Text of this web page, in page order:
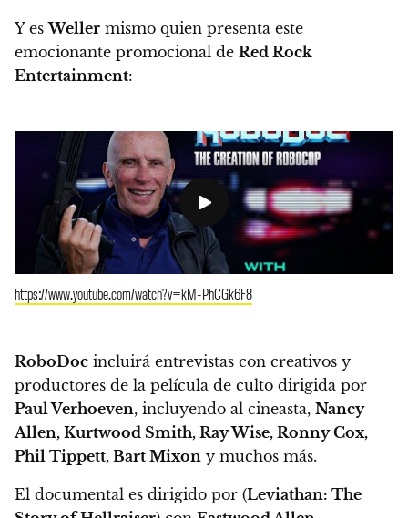
Y esWeller mismo quien presenta este
emocionante promocional de Red Rock
Entertainment:
https://www.youtube.com/watch?v=kM-PhCGk6F8
RoboDoc incluirá entrevistas con creativos y
productores de la película de culto dirigida por
Paul Verhoeven, incluyendo al cineasta, Nancy
Allen, Kurtwood Smith, Ray Wise, Ronny Cox,
Phil Tippett, Bart Mixon y muchos más.
El documental es dirigido por (Leviathan: The